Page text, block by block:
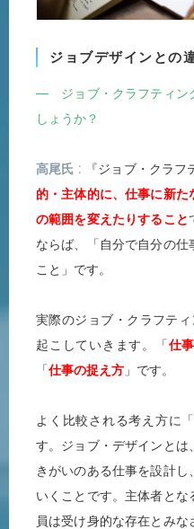
ジョブデザインとの
― ジョブ・クラフティン
しょうか？
高尾氏 『ジョブ・クラフ
的・主体的に、仕事に新
の範囲を変えたりすること
ならば、「自分で自分の仕
こと」です。
実際のジョブ・クラフテ
起こしていきます。「仕
「仕事の捉え方 」です。
よく比較される考え方に
す。ジョブ・デザインとは
きがいのある仕事を設計
いくことです。主体者と
員は受け身的な存在とみ